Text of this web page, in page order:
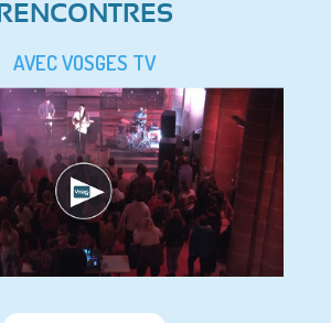
RENCONTRES
AVEC VOSGES TV